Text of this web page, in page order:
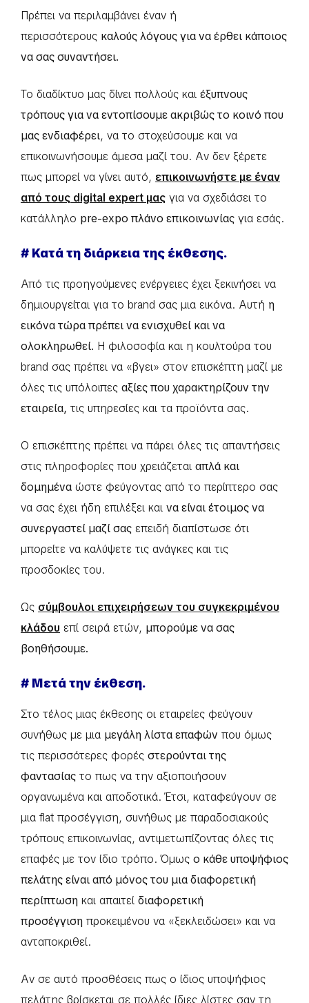
Πρέπει να περιλαμβάνει έναν ή
περισσότερους καλούς λόγους για να έρθει κάποιος
να σας συναντήσει.
Το διαδίκτυο μας δίνει πολλούς και έξυπνους
τρόπους για να εντοπίσουμε ακριβώς το κοινό που
μας ενδιαφέρει, να το στοχεύσουμε και να
επικοινωνήσουμε άμεσα μαζί του. Αν δεν ξέρετε
πως μπορεί να γίνει αυτό, επικοινωνήστε με έναν
από τους digital expert μας για να σχεδιάσει το
κατάλληλο pre-expo πλάνο επικοινωνίας για εσάς.
# Κατά τη διάρκεια της έκθεσης.
Από τις προηγούμενες ενέργειες έχει ξεκινήσει να
δημιουργείται για το brand σας μια εικόνα. Αυτή η
εικόνα τώρα πρέπει να ενισχυθεί και να
ολοκληρωθεί. Η φιλοσοφία και η κουλτούρα του
brand σας πρέπει να «βγει» στον επισκέπτη μαζί με
όλες τις υπόλοιπες αξίες που χαρακτηρίζουν την
εταιρεία, τις υπηρεσίες και τα προϊόντα σας.
Ο επισκέπτης πρέπει να πάρει όλες τις απαντήσεις
στις πληροφορίες που χρειάζεται απλά και
δομημένα ώστε φεύγοντας από το περίπτερο σας
να σας έχει ήδη επιλέξει και να είναι έτοιμος να
συνεργαστεί μαζί σας επειδή διαπίστωσε ότι
μπορείτε να καλύψετε τις ανάγκες και τις
προσδοκίες του.
Ως σύμβουλοι επιχειρήσεων του συγκεκριμένου
κλάδου επί σειρά ετών, μπορούμε να σας
βοηθήσουμε.
# Μετά την έκθεση.
Στο τέλος μιας έκθεσης οι εταιρείες φεύγουν
συνήθως με μια μεγάλη λίστα επαφών που όμως
τις περισσότερες φορές στερούνται της
φαντασίας το πως να την αξιοποιήσουν
οργανωμένα και αποδοτικά. Έτσι, καταφεύγουν σε
μια flat προσέγγιση, συνήθως με παραδοσιακούς
τρόπους επικοινωνίας, αντιμετωπίζοντας όλες τις
επαφές με τον ίδιο τρόπο. Όμως ο κάθε υποψήφιος
πελάτης είναι από μόνος του μια διαφορετική
περίπτωση και απαιτεί διαφορετική
προσέγγιση προκειμένου να «ξεκλειδώσει» και να
ανταποκριθεί.
Αν σε αυτό προσθέσεις πως ο ίδιος υποψήφιος
πελάτης βρίσκεται σε πολλές ίδιες λίστες σαν τη